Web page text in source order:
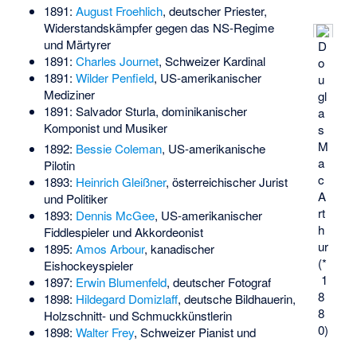
D
o
u
gl
a
s
M
a
c
A
rt
h
ur
(*
1
8
8
0)
1891: August Froehlich, deutscher Priester,
Widerstandskämpfer gegen das NS-Regime
und Märtyrer
1891: Charles Journet, Schweizer Kardinal
1891: Wilder Penfield, US-amerikanischer
Mediziner
1891: Salvador Sturla, dominikanischer
Komponist und Musiker
1892: Bessie Coleman, US-amerikanische
Pilotin
1893: Heinrich Gleißner, österreichischer Jurist
und Politiker
1893: Dennis McGee, US-amerikanischer
Fiddlespieler und Akkordeonist
1895: Amos Arbour, kanadischer
Eishockeyspieler
1897: Erwin Blumenfeld, deutscher Fotograf
1898: Hildegard Domizlaff, deutsche Bildhauerin,
Holzschnitt- und Schmuckkünstlerin
1898: Walter Frey, Schweizer Pianist und